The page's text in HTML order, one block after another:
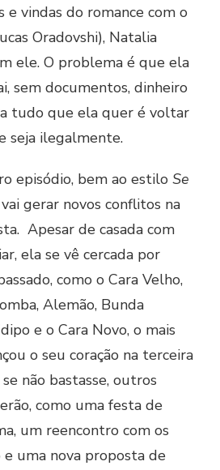
e vindas do romance com o
Oradovshi), Natalia
ele. O problema é que ela
sem documentos, dinheiro
tudo que ela quer é voltar
seja ilegalmente.
episódio, bem ao estilo Se
gerar novos conflitos na
Apesar de casada com
ela se vê cercada por
como o Cara Velho,
Alemão, Bunda
e o Cara Novo, o mais
o seu coração na terceira
não bastasse, outros
como uma festa de
um reencontro com os
uma nova proposta de